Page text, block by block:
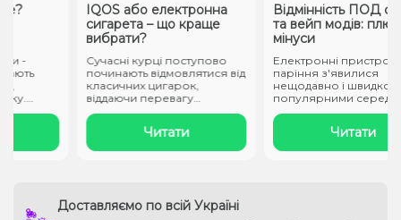
IQOS або електронна
сигарета – що краще
вибрати?
Сучасні курці поступово
починають відмовлятися від
класичних цигарок,
віддаючи перевагу
Читати
Відмінність ПОД
та вейп модів: плюси
мінуси
Електронні пристрої для
паріння з'явилися
нещодавно і швидко
популярними серед
Читати
Доставляємо по всій Україні